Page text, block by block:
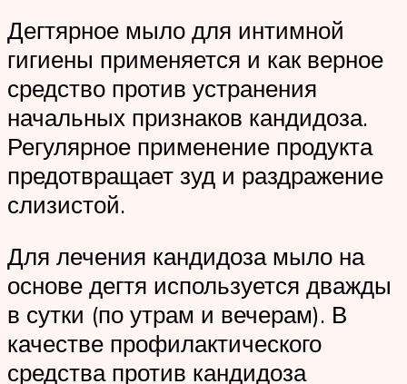
Дегтярное мыло для интимной
гигиены применяется и как верное
средство против устранения
начальных признаков кандидоза.
Регулярное применение продукта
предотвращает зуд и раздражение
слизистой.
Для лечения кандидоза мыло на
основе дегтя используется дважды
в сутки (по утрам и вечерам). В
качестве профилактического
средства против кандидоза